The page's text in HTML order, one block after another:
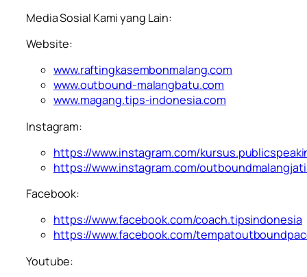
Media Sosial Kami yang Lain:
Website:
www.raftingkasembonmalang.com
www.outbound-malangbatu.com
www.magang.tips-indonesia.com
Instagram:
https://www.instagram.com/
https://www.instagram.com/
Facebook:
https://www.facebook.com/coach.tipsindonesia
https://www.facebook.com/
Youtube: